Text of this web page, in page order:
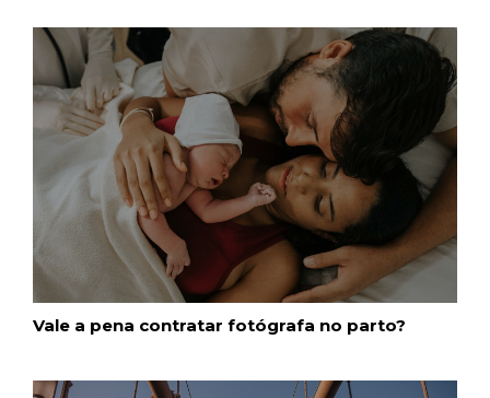
Vale a pena contratar fotógrafa no parto?